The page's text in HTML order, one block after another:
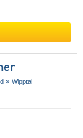
Wipptal